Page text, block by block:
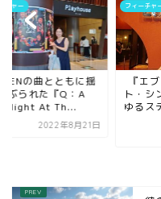
チャー
の曲とともに揺
ぶられた『Q：A
Night At Th...
2022年8月21日
フィーチャ
『エ
ト・シ
ゆるス